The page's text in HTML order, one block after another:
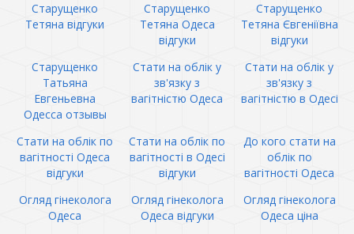
Старущенко
Тетяна відгуки
Старущенко
Тетяна Одеса
відгуки
Старущенко
Тетяна Євгеніївна
відгуки
Старущенко
Татьяна
Евгеньевна
Одесса отзывы
Стати на облік у
зв'язку з
вагітністю Одеса
Стати на облік у
зв'язку з
вагітністю в Одесі
Стати на облік по
вагітності Одеса
відгуки
Стати на облік по
вагітності в Одесі
відгуки
До кого стати на
облік по
вагітності Одеса
Огляд гінеколога
Одеса
Огляд гінеколога
Одеса відгуки
Огляд гінеколога
Одеса ціна